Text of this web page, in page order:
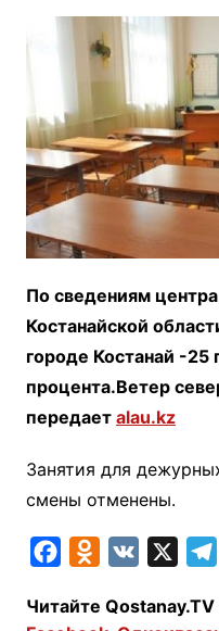
По сведениям
Костанайской
городе Костанай -25
процента.Ветер
передает alau.kz
Занятия для
смены отменены.
c
n
Читайте Qostanay.TV